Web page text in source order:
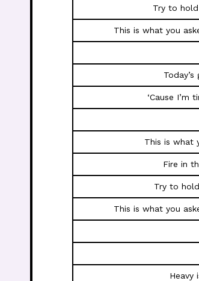
Try to
This is what you
‘Cause I’m
This is what
Fire in
Try to
This is what you
Heavy